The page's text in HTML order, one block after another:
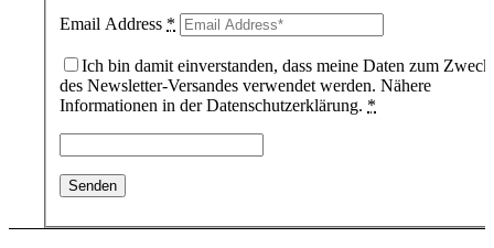
Email Address *
Ich bin damit einverstanden, dass meine Daten zum Zweck
des Newsletter-Versandes verwendet werden. Nähere
Informationen in der Datenschutzerklärung. *